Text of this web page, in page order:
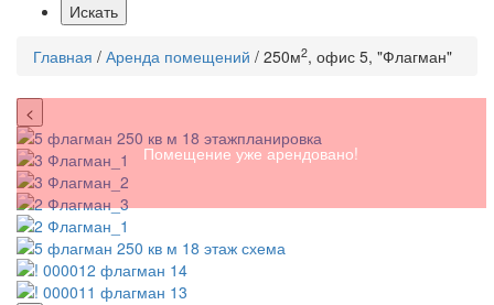
Главная / Аренда помещений / 250м2, офис 5, "Флагман"
Помещение уже арендовано!
<